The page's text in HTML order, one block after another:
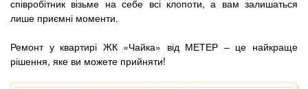
співробітник візьме на себе всі клопоти, а вам залишаться
лише приємні моменти.
Ремонт у квартирі ЖК «Чайка» від МЕТЕР – це найкраще
рішення, яке ви можете прийняти!